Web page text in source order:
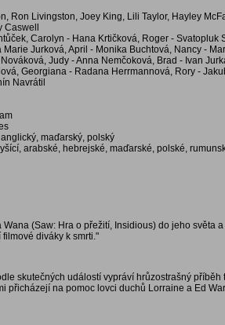
Ron Livingston, Joey King, Lili Taylor, Hayley
Carolyn - Hana Krtičková, Roger - Svatopluk
Jurková, April - Monika Buchtová, Nancy -
Judy - Anna Nemčoková, Brad - Ivan
Georgiana - Radana Herrmannová, Rory -
Navrátil
anglický, maďarský, polský
arabské, hebrejské, maďarské, polské,
(Saw: Hra o přežití, Insidious) do jeho světa
diváky k smrti."
skutečných událostí vypráví hrůzostrašný příběh
přicházejí na pomoc lovci duchů Lorraine a Ed